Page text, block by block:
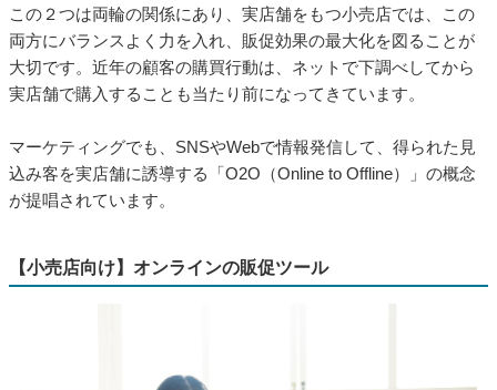
この２つは両輪の関係にあり、実店舗をもつ小売店では、この
両方にバランスよく力を入れ、販促効果の最大化を図ることが
大切です。近年の顧客の購買行動は、ネットで下調べしてから
実店舗で購入することも当たり前になってきています。
マーケティングでも、SNSやWebで情報発信して、得られた見
込み客を実店舗に誘導する「O2O（Online to Offline）」の概念
が提唱されています。
【小売店向け】オンラインの販促ツール